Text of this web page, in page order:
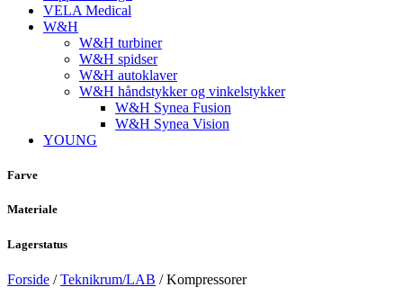
VELA Medical
W&H
W&H turbiner
W&H spidser
W&H autoklaver
W&H håndstykker og vinkelstykker
W&H Synea Fusion
W&H Synea Vision
YOUNG
Farve
Materiale
Lagerstatus
Forside /Teknikrum/LAB / Kompressorer